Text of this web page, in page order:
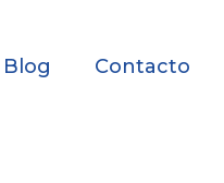
Blog Contacto